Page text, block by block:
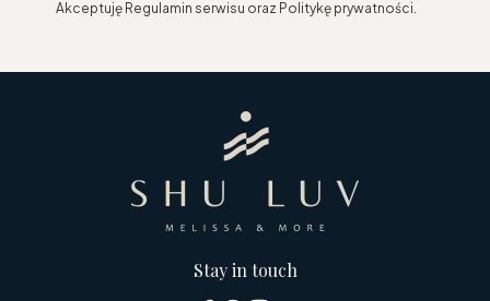
Akceptuję Regulamin serwisu oraz Politykę prywatności.
Stay in touch